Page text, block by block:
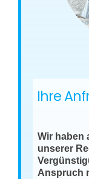
Ihre
Wir haben
unserer
Anspruch